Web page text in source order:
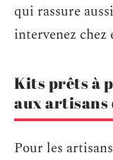
qui rassure
intervenez chez
Kits prêts à
aux
Pour les